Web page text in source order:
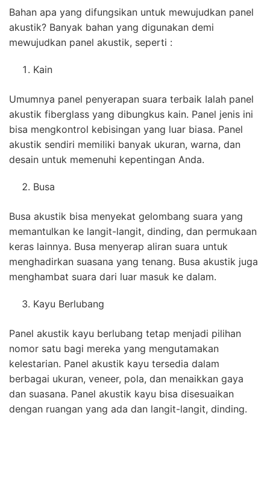
Bahan apa yang difungsikan untuk mewujudkan panel
akustik? Banyak bahan yang digunakan demi
mewujudkan panel akustik, seperti :
Kain
Umumnya panel penyerapan suara terbaik Ialah panel
akustik fiberglass yang dibungkus kain. Panel jenis ini
bisa mengkontrol kebisingan yang luar biasa. Panel
akustik sendiri memiliki banyak ukuran, warna, dan
desain untuk memenuhi kepentingan Anda.
Busa
Busa akustik bisa menyekat gelombang suara yang
memantulkan ke langit-langit, dinding, dan permukaan
keras lainnya. Busa menyerap aliran suara untuk
menghadirkan suasana yang tenang. Busa akustik juga
menghambat suara dari luar masuk ke dalam.
Kayu Berlubang
Panel akustik kayu berlubang tetap menjadi pilihan
nomor satu bagi mereka yang mengutamakan
kelestarian. Panel akustik kayu tersedia dalam
berbagai ukuran, veneer, pola, dan menaikkan gaya
dan suasana. Panel akustik kayu bisa disesuaikan
dengan ruangan yang ada dan langit-langit, dinding.